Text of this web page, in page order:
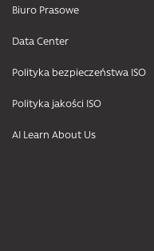
Biuro Prasowe
Data Center
Polityka bezpieczeństwa ISO
Polityka jakości ISO
AI Learn About Us